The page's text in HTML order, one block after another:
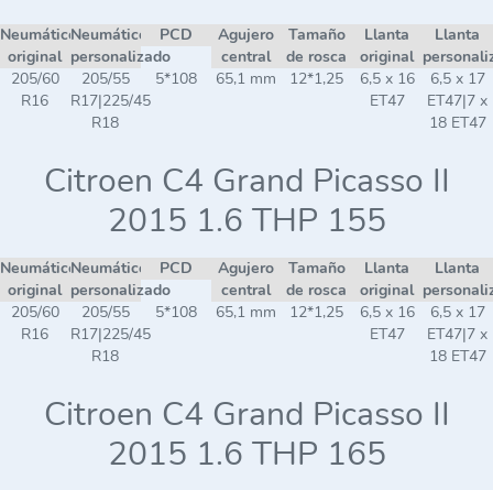
Neumático
original
Neumático
personalizado
PCD
Agujero
central
Tamaño
de rosca
Llanta
original
Llanta
205/60
R16
205/55
R17|225/45
R18
5*108 65,1 mm 12*1,25
6,5 x 16
ET47
6,5 x 17
ET47|7 x
18 ET47
Citroen C4 Grand Picasso II
2015 1.6 THP 155
Neumático
original
Neumático
personalizado
PCD
Agujero
central
Tamaño
de rosca
Llanta
original
Llanta
205/60
R16
205/55
R17|225/45
R18
5*108 65,1 mm 12*1,25
6,5 x 16
ET47
6,5 x 17
ET47|7 x
18 ET47
Citroen C4 Grand Picasso II
2015 1.6 THP 165